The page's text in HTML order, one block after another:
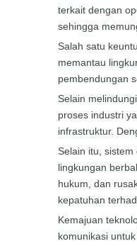
terkait dengan
sehingga
Salah satu
memantau
pembendungan
Selain
proses industri
infrastruktur.
Selain itu,
lingkungan
hukum, dan
kepatuhan
Kemajuan
komunikasi